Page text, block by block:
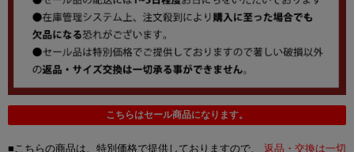
こちらはセール商品になります。
■こちらの商品は、特別価格で提供しておりますので、 返品・交換は一切